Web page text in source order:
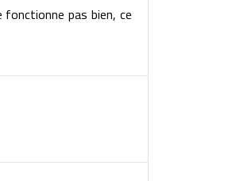
pas bien, ce